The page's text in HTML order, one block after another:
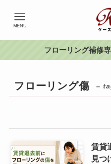
MENU
フローリング補修
フローリング傷 –
賃貸
見つ